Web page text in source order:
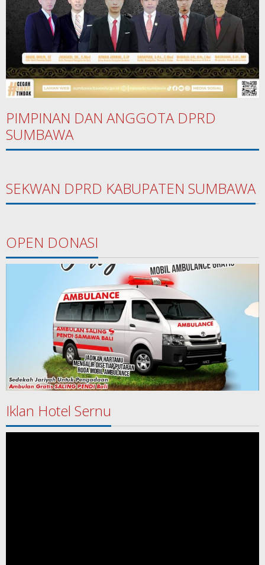
PIMPINAN DAN ANGGOTA DPRD
SUMBAWA
SEKWAN DPRD KABUPATEN SUMBAWA
OPEN DONASI
Iklan Hotel Sernu